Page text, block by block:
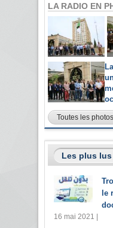
LA RADIO EN
Toutes les photos
Les plus lus
le
16 mai 2021 |